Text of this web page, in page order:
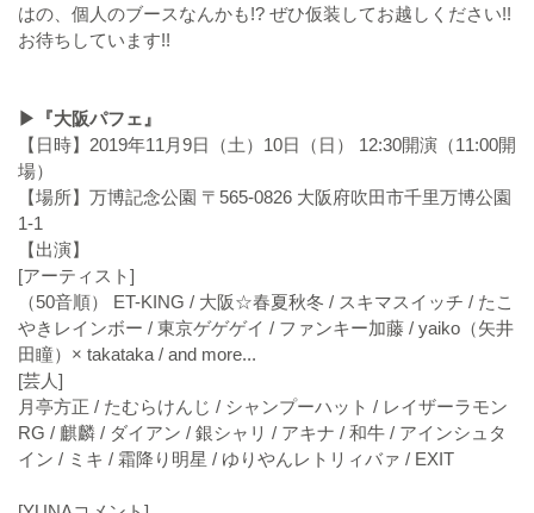
はの、個人のブースなんかも!? ぜひ仮装してお越しください!!
お待ちしています!!
▶『大阪パフェ』
【日時】2019年11月9日（土）10日（日） 12:30開演（11:00開
場）
【場所】万博記念公園 〒565-0826 大阪府吹田市千里万博公園
1-1
【出演】
[アーティスト]
（50音順） ET-KING / 大阪☆春夏秋冬 / スキマスイッチ / たこ
やきレインボー / 東京ゲゲゲイ / ファンキー加藤 / yaiko（矢井
田瞳）× takataka / and more...
[芸人]
月亭方正 / たむらけんじ / シャンプーハット / レイザーラモン
RG / 麒麟 / ダイアン / 銀シャリ / アキナ / 和牛 / アインシュタ
イン / ミキ / 霜降り明星 / ゆりやんレトリィバァ / EXIT